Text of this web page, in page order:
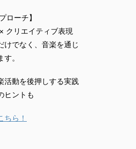
ローチ】
クリエイティブ表現
けでなく、音楽を通じ
。
活動を後押しする実践
ヒントも
ちら！